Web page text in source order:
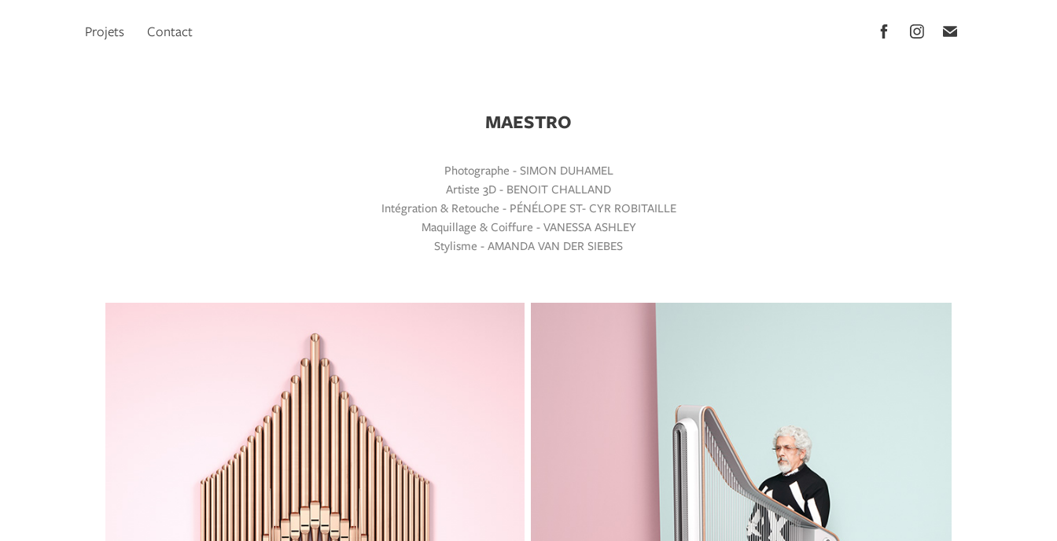
Projets Contact
MAESTRO
Photographe - SIMON DUHAMEL
Artiste 3D - BENOIT CHALLAND
Intégration & Retouche - PÉNÉLOPE ST- CYR ROBITAILLE
Maquillage & Coiffure - VANESSA ASHLEY